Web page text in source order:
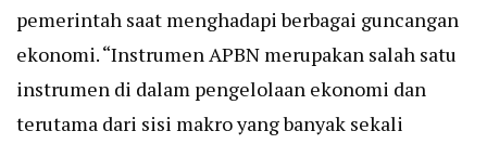
pemerintah saat menghadapi berbagai guncangan
ekonomi. “Instrumen APBN merupakan salah satu
instrumen di dalam pengelolaan ekonomi dan
terutama dari sisi makro yang banyak sekali